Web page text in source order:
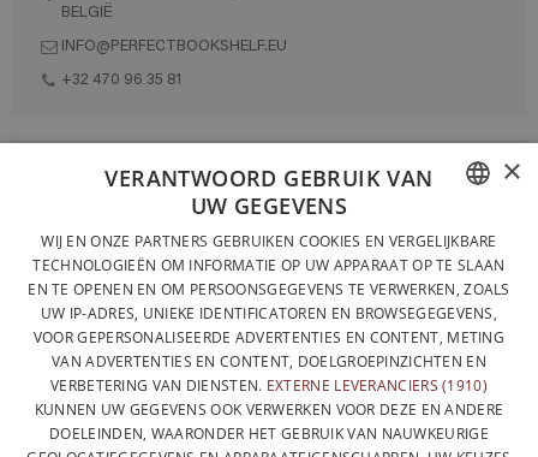
BELGIË
INFO@PERFECTBOOKSHELF.EU
+32 470 96 35 81
VOLLEDIG ONTWORPEN EN GEPRODUCEERD IN BELGIË
PRIVACYBELEID
ALGEMENE VERKOOPVOORWAARDEN
SITEMAP
FRENCH
DUTCH
ENGLISH
×
VERANTWOORD GEBRUIK VAN
UW GEGEVENS
WIJ EN ONZE PARTNERS GEBRUIKEN COOKIES EN VERGELIJKBARE
TECHNOLOGIEËN OM INFORMATIE OP UW APPARAAT OP TE SLAAN
EN TE OPENEN EN OM PERSOONSGEGEVENS TE VERWERKEN, ZOALS
UW IP-ADRES, UNIEKE IDENTIFICATOREN EN BROWSEGEGEVENS,
VOOR GEPERSONALISEERDE ADVERTENTIES EN CONTENT, METING
VAN ADVERTENTIES EN CONTENT, DOELGROEPINZICHTEN EN
VERBETERING VAN DIENSTEN. EXTERNE LEVERANCIERS (1910)
KUNNEN UW GEGEVENS OOK VERWERKEN VOOR DEZE EN ANDERE
DOELEINDEN, WAARONDER HET GEBRUIK VAN NAUWKEURIGE